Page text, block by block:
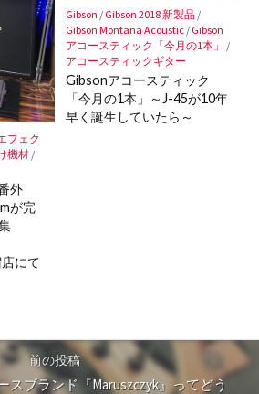
フェク
機材/
外
が完
にて
Gibson / Gibson 2018 新製品/
Gibson Montana Acoustic/ Gibson
アコースティック「今月の1本」
/
アコースティックギター
Gibsonアコースティック
「今月の1本」～J-45が10年
早く誕生していたら～
前の投稿
スブランド『Maruszczyk』ってどう